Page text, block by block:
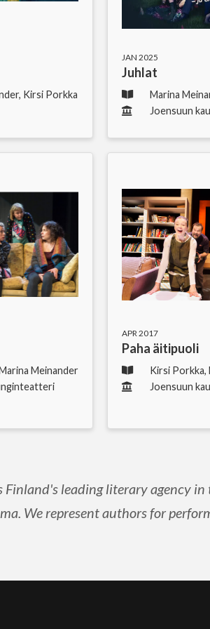
Kirsi Porkka
JAN 2025
Juhlat
Marina
Joensuun
Meinander
APR 2017
Paha äitipuoli
Kirsi Porkka,
Joensuun
Finland's leading literary agency
We represent authors for